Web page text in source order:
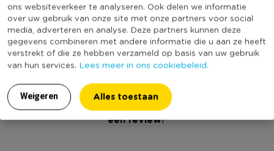
ons websiteverkeer te analyseren. Ook delen we informatie
over uw gebruik van onze site met onze partners voor social
media, adverteren en analyse. Deze partners kunnen deze
gegevens combineren met andere informatie die u aan ze heeft
verstrekt of die ze hebben verzameld op basis van uw gebruik
van hun services. Lees meer in ons cookiebeleid.
Weigeren Alles toestaan
Productlengte (cm)
240
Duurzaamheidsscore
(Nog) geen score
bekend
Heb jij Tafelloper wafel - 45x240 cm - grijs? Schrijf
een review!